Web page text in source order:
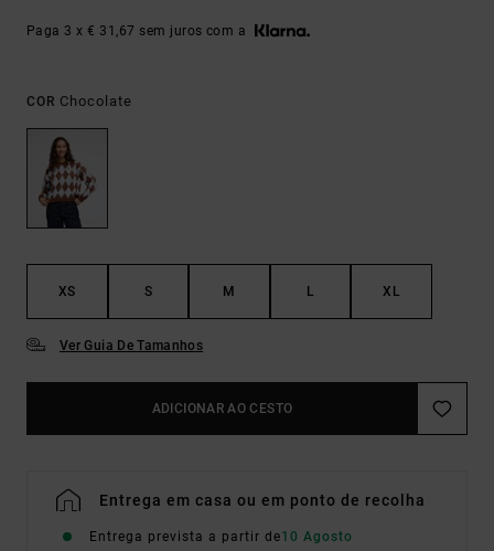
Paga 3 x € 31,67 sem juros com a
COR Chocolate
XS S M L XL
Ver Guia De Tamanhos
ADICIONAR AO CESTO
Entrega em casa ou em ponto de recolha
Entrega prevista a partir de10 Agosto